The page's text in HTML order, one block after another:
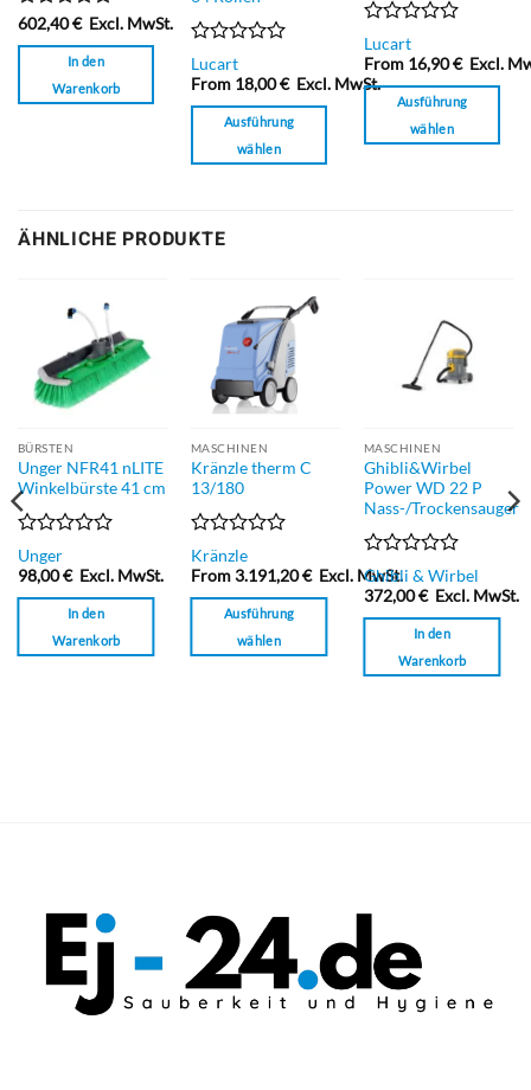
Bewertet
mit
5
602,40€ Excl. MwSt.
In den
Warenkorb
Bewertet
mit
0
Lucart
From 18,00€ Excl. MwSt.
Ausführung
wählen
mehrere
Optionen
können
auf
Produktseite
gewählt
werden
Bewertet
mit
0
von
Lucart
From 16,90€ Excl.
Ausführung
wählen
gewählt
werden
ÄHNLICHE PRODUKTE
BÜRSTEN
Unger NFR41 nLITE
Winkelbürste 41 cm
Bewertet
mit
0
Unger
98,00€ Excl. MwSt.
In den
Warenkorb
MASCHINEN
Kränzle therm C
13/180
Bewertet
mit
0
Kränzle
From3.191,20€ Excl. MwSt.
Ausführung
wählen
der
Produktseite
gewählt
werden
MASCHINEN
Ghibli&Wirbel
Power WD 22 P
Nass-/Trockensauger
Bewertet
mit
0
Ghibli & Wirbel
372,00€ Excl. MwSt.
In den
Warenkorb